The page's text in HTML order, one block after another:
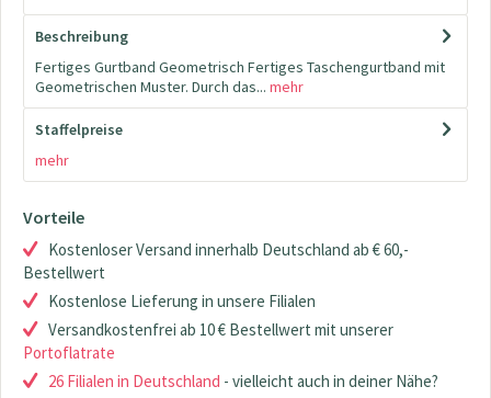
Beschreibung
Fertiges Gurtband Geometrisch Fertiges Taschengurtband mit
Geometrischen Muster. Durch das... mehr
Staffelpreise
mehr
Vorteile
Kostenloser Versand innerhalb Deutschland ab € 60,-
Bestellwert
Kostenlose Lieferung in unsere Filialen
Versandkostenfrei ab 10 € Bestellwert mit unserer
Portoflatrate
26 Filialen in Deutschland - vielleicht auch in deiner Nähe?